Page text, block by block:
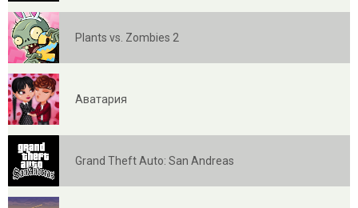
Plants vs. Zombies 2
Аватария
Grand Theft Auto: San Andreas